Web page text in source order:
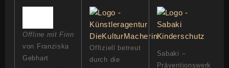
Offline mit Finn
von Franziska
Gebhart
Offiziell betreut
durch die
Sabaki –
Präventionswerk